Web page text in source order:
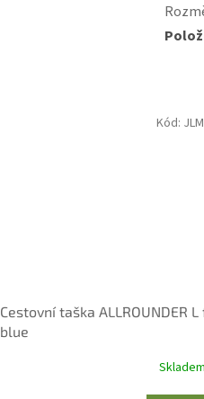
Cestovní taška ALLROUNDER
blue
Skladem
Kód: